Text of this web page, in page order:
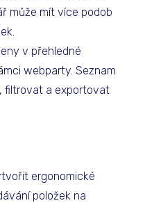
může mít více podob
v přehledné
webparty. Seznam
filtrovat a exportovat
ergonomické
položek na